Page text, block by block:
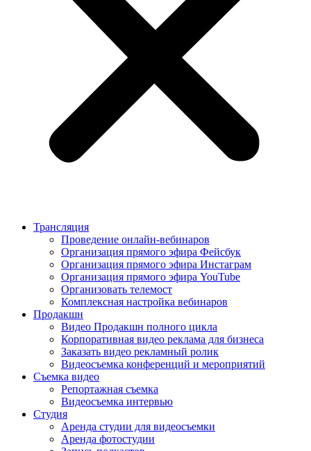
Трансляция
Проведение онлайн-вебинаров
Организация прямого эфира Фейсбук
Организация прямого эфира Инстаграм
Организация прямого эфира YouTube
Организовать телемост
Комплексная настройка вебинаров
Продакшн
Видео Продакшн полного цикла
Корпоративная видео реклама для бизнеса
Заказать видео рекламный ролик
Видеосъемка конференций и мероприятий
Съемка видео
Репортажная съемка
Видеосъемка интервью
Студия
Аренда студии для видеосъемки
Аренда фотостудии